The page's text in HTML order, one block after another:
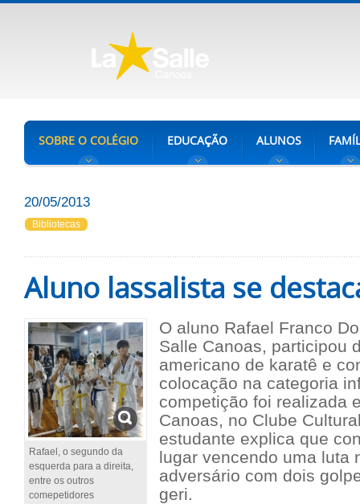
SOBRE O COLÉGIO EDUCAÇÃO ALUNOS
20/05/2013
Bibliotecas
Aluno lassalista se
Rafael, o segundo da
esquerda para a direita,
entre os outros
comepetidores
O aluno Rafael Franco
Salle Canoas, participou
americano de karatê e
colocação na categoria
competição foi realizada
Canoas, no Clube
estudante explica que
lugar vencendo uma luta
adversário com dois
geri.